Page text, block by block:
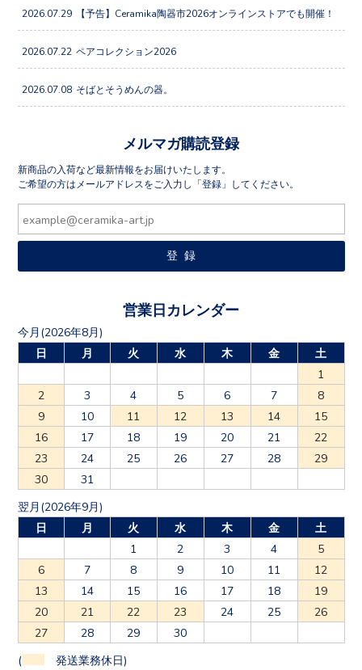
2026.07.29 【予告】Ceramika陶器市2026オンラインストアでも開催！
2026.07.22 ペアコレクション2026
2026.07.08 そばとそうめんの器。
メルマガ購読登録
新商品の入荷など最新情報をお届けいたします。
ご希望の方はメールアドレスをご入力し「登録」してください。
営業日カレンダー
今月(2026年8月)
日
月 火 水 木 金
土
1
2
3 4 5 6 7
8
9
10 11 12 13 14
15
16
17 18 19 20 21
22
23
24 25 26 27 28
29
30
31
翌月(2026年9月)
日
月 火 水 木 金
土
1
2 3 4
5
6
7 8 9 10 11
12
13
14 15 16 17 18
19
20
21 22 23 24 25
26
27
28 29 30
( 発送業務休日)